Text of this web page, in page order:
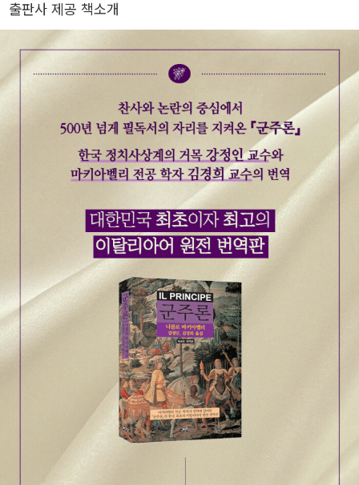
출판사 제공 책소개